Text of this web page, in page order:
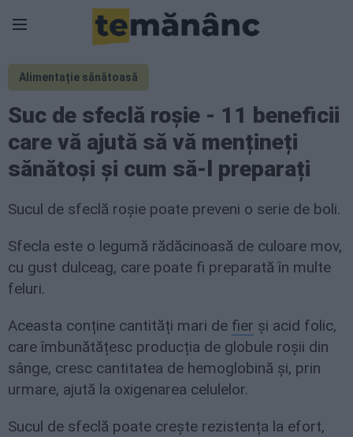
Alimentație sănătoasă
Suc de sfeclă roșie - 11 beneficii
care vă ajută să vă mențineți
sănătoși și cum să-l preparați
Sucul de sfeclă roșie poate preveni o serie de boli.
Sfecla este o legumă rădăcinoasă de culoare mov,
cu gust dulceag, care poate fi preparată în multe
feluri.
Aceasta conține cantități mari de fier și acid folic,
care îmbunătățesc producția de globule roșii din
sânge, cresc cantitatea de hemoglobină și, prin
urmare, ajută la oxigenarea celulelor.
Sucul de sfeclă poate crește rezistența la efort,